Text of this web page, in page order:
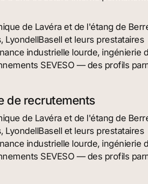
de Lavéra et de l'étang de
LyondellBasell et leurs prestataires
industrielle lourde, ingénierie
SEVESO — des profils
de recrutements
de Lavéra et de l'étang de
LyondellBasell et leurs prestataires
industrielle lourde, ingénierie
SEVESO — des profils